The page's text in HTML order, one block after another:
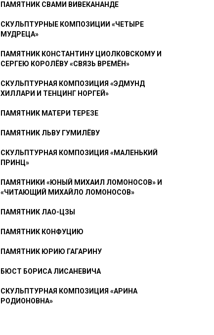
ПАМЯТНИК СВАМИ ВИВЕКАНАНДЕ
СКУЛЬПТУРНЫЕ КОМПОЗИЦИИ «ЧЕТЫРЕ
МУДРЕЦА»
ПАМЯТНИК КОНСТАНТИНУ ЦИОЛКОВСКОМУ И
СЕРГЕЮ КОРОЛЁВУ «СВЯЗЬ ВРЕМЁН»
СКУЛЬПТУРНАЯ КОМПОЗИЦИЯ «ЭДМУНД
ХИЛЛАРИ И ТЕНЦИНГ НОРГЕЙ»
ПАМЯТНИК МАТЕРИ ТЕРЕЗЕ
ПАМЯТНИК ЛЬВУ ГУМИЛЁВУ
СКУЛЬПТУРНАЯ КОМПОЗИЦИЯ «МАЛЕНЬКИЙ
ПРИНЦ»
ПАМЯТНИКИ «ЮНЫЙ МИХАИЛ ЛОМОНОСОВ» И
«ЧИТАЮЩИЙ МИХАЙЛО ЛОМОНОСОВ»
ПАМЯТНИК ЛАО-ЦЗЫ
ПАМЯТНИК КОНФУЦИЮ
ПАМЯТНИК ЮРИЮ ГАГАРИНУ
БЮСТ БОРИСА ЛИСАНЕВИЧА
СКУЛЬПТУРНАЯ КОМПОЗИЦИЯ «АРИНА
РОДИОНОВНА»